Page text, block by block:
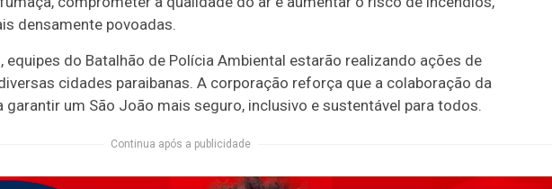
densamente povoadas.
do Batalhão de Polícia Ambiental estarão realizando ações de
cidades paraibanas. A corporação reforça que a colaboração da
garantir um São João mais seguro, inclusivo e sustentável para todos.
Continua após a publicidade